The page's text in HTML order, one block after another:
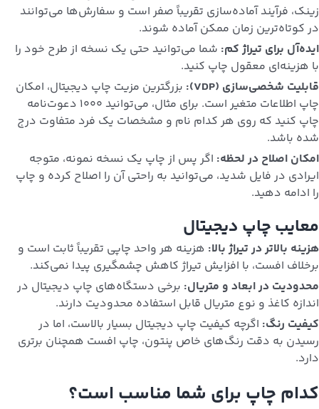
زینک، فرآیند آماده‌سازی تقریباً صفر است و سفارش‌ها می‌توانند
در کوتاه‌ترین زمان ممکن آماده شوند.
ایده‌آل برای تیراژ کم: شما می‌توانید حتی یک نسخه از طرح خود را
با هزینه‌ای معقول چاپ کنید.
قابلیت شخصی‌سازی (VDP):
بزرگترین مزیت چاپ دیجیتال، امکان
چاپ اطلاعات متغیر است. برای مثال، می‌توانید ۱۰۰۰ دعوت‌نامه
چاپ کنید که روی هر کدام نام و مشخصات یک فرد متفاوت درج
شده باشد.
امکان اصلاح در لحظه: اگر پس از چاپ یک نسخه نمونه، متوجه
ایرادی در فایل شدید، می‌توانید به راحتی آن را اصلاح کرده و چاپ
را ادامه دهید.
معایب چاپ دیجیتال
هزینه بالاتر در تیراژ بالا: هزینه هر واحد چاپی تقریباً ثابت است و
برخلاف افست، با افزایش تیراژ کاهش چشمگیری پیدا نمی‌کند.
محدودیت در ابعاد و متریال: برخی دستگاه‌های چاپ دیجیتال در
اندازه کاغذ و نوع متریال قابل استفاده محدودیت دارند.
کیفیت رنگ: اگرچه کیفیت چاپ دیجیتال بسیار بالاست، اما در
رسیدن به دقت رنگ‌های خاص پنتون، چاپ افست همچنان برتری
دارد.
کدام چاپ برای شما مناسب است؟